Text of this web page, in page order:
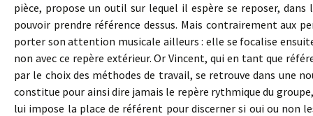
pièce, propose un outil sur lequel il espère se reposer,
pouvoir prendre référence dessus. Mais contrairement aux
porter son attention musicale ailleurs : elle se focalise
non avec ce repère extérieur. Or Vincent, qui en tant que
par le choix des méthodes de travail, se retrouve dans une
constitue pour ainsi dire jamais le repère rythmique du
lui impose la place de référent pour discerner si oui ou non